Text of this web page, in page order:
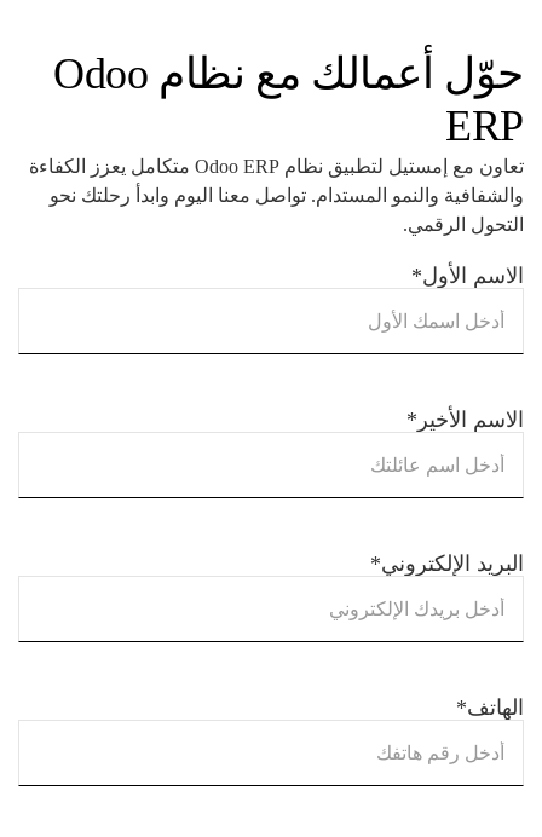
حوّل أعمالك مع نظام Odoo
ERP
تعاون مع إمستيل لتطبيق نظام Odoo ERP متكامل يعزز الكفاءة
والشفافية والنمو المستدام. تواصل معنا اليوم وابدأ رحلتك نحو
التحول الرقمي.
الاسم الأول*
الاسم الأخير *
البريد الإلكتروني*
الهاتف*